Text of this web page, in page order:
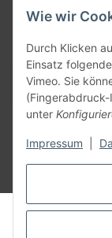
Wie wir
Durch Klicken
Einsatz
Vimeo. Sie
unter
Impressum
Teil unseres